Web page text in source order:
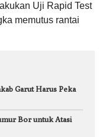
Uji Rapid Test
memutus rantai
Garut Harus Peka
Bor untuk Atasi